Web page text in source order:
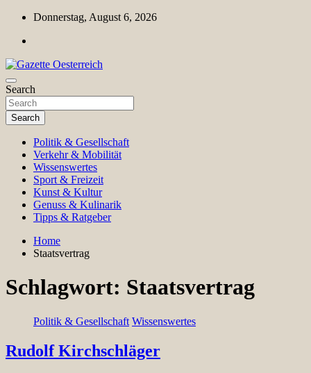
Skip
content
Donnerstag, August 6, 2026
Gazette Oesterreich
Magazin für Freizeit, Politik, Kultur & Wissenschaft
Search
Search
Politik & Gesellschaft
Verkehr & Mobilität
Wissenswertes
Sport & Freizeit
Kunst & Kultur
Genuss & Kulinarik
Tipps & Ratgeber
Home
Staatsvertrag
Schlagwort: Staatsvertrag
Politik & Gesellschaft Wissenswertes
Rudolf Kirchschläger